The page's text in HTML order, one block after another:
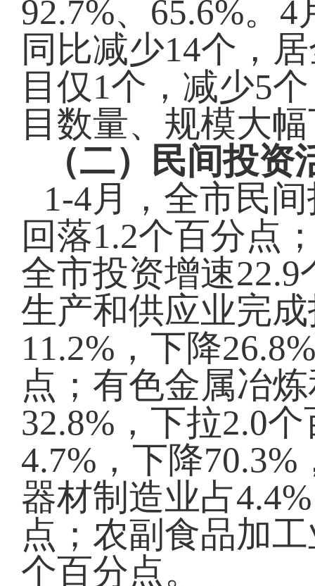
92.7%、65.6%。
同比减少14个，
目仅1个，减少5
目数量、规模大
（二）民间投
1-4月，全市民
回落1.2个百分点
全市投资增速
生产和供应业完
11.2%，下降
点；有色金属冶
32.8%，下拉2.0
4.7%，下降
器材制造业占
点；农副食品加
个百分点。